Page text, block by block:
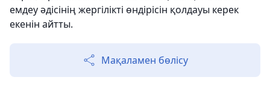
емдеу әдісінің жергілікті өндірісін қолдауы керек
екенін айтты.
Мақаламен бөлісу